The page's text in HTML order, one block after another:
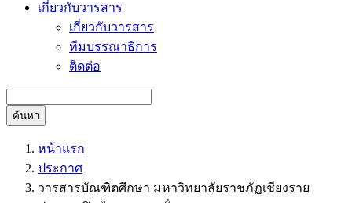
เกี่ยวกับวารสาร
เกี่ยวกับวารสาร
ทีมบรรณาธิการ
ติดต่อ
ค้นหา
หน้าแรก
ประกาศ
วารสารบัณฑิตศึกษา มหาวิทยาลัยราชภัฏเชียงราย